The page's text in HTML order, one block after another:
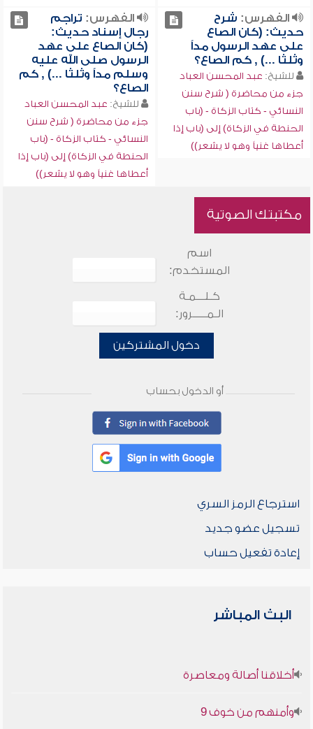
الفهرس: شرح
حديث: (كان الصاع
على عهد الرسول مداً
وثلثا ...) , كم الصاع؟
للشيخ: عبد المحسن العباد
جزء من محاضرة ( شرح سنن
النسائي - كتاب الزكاة - (باب
الحنطة في الزكاة) إلى (باب إذا
أعطاها غنياً وهو لا يشعر))
الفهرس: تراجم
رجال إسناد حديث:
(كان الصاع على عهد
الرسول صلى الله عليه
وسلم مداً وثلثا ...) , كم
الصاع؟
للشيخ: عبد المحسن العباد
جزء من محاضرة ( شرح سنن
النسائي - كتاب الزكاة - (باب
الحنطة في الزكاة) إلى (باب إذا
أعطاها غنياً وهو لا يشعر))
مكتبتك الصوتية
اسم
المستخدم:
كـلـــمـة
الـمـــــرور:
دخول المشتركين
أو الدخول بحساب
استرجاع الرمز السري
تسجيل عضو جديد
إعادة تفعيل حساب
البث المباشر
أخلاقنا أصالة ومعاصرة
وأمنهم من خوف 9